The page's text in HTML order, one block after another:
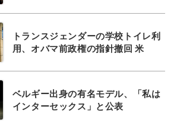
トランスジェンダーの学校トイレ利
用、オバマ前政権の指針撤回 米
ベルギー出身の有名モデル、「私は
インターセックス」と公表